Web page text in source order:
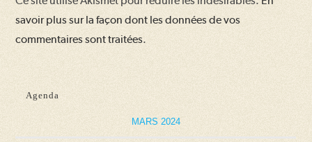
savoir plus sur la façon dont les données de vos
commentaires sont traitées.
Agenda
MARS 2024